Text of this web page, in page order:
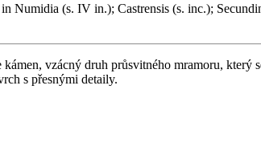
Numidia (s. IV in.); Castrensis (s. inc.);
vzácný druh průsvitného mramoru, který
s přesnými detaily.